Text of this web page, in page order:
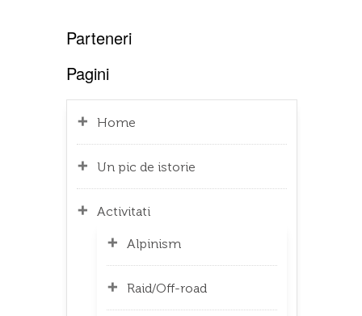
Parteneri
Pagini
Home
Un pic de istorie
Activitati
Alpinism
Raid/Off-road